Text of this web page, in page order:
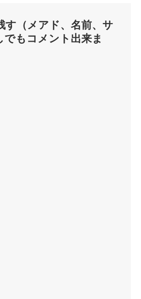
す（メアド、名前、サ
でもコメント出来ま